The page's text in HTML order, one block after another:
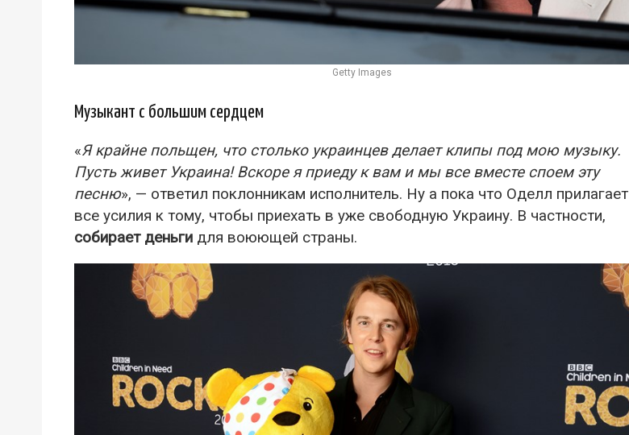
Getty Images
Музыкант с большим сердцем
«Я крайне польщен, что столько украинцев делает клипы под мою музыку.
Пусть живет Украина! Вскоре я приеду к вам и мы все вместе споем эту
песню», — ответил поклонникам исполнитель. Ну а пока что Оделл прилагает
все усилия к тому, чтобы приехать в уже свободную Украину. В частности,
собирает деньги для воюющей страны.